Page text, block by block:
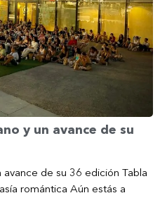
y un avance de su
de su 36 edición Tabla
romántica Aún estás a